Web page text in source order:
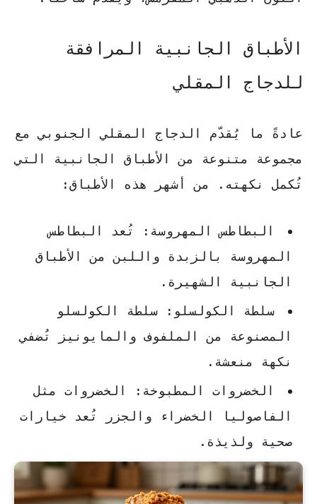
الأطباق الجانبية المرافقة
للدجاج المقلي
عادةً ما يُقدّم الدجاج المقلي الجنوبي مع
مجموعة متنوعة من الأطباق الجانبية التي
تُكمل نكهته. من أشهر هذه الأطباق:
البطاطس المهروسة : تُعد البطاطس
المهروسة بالزبدة واللبن من الأطباق
الجانبية الشهيرة.
سلطة الكولسلو : سلطة الكولسلو
المصنوعة من الملفوف والمايونيز تُضفي
نكهة منعشة.
الخضروات المطبوخة : الخضروات مثل
الفاصوليا الخضراء والجزر تُعد خيارات
صحية ولذيذة.